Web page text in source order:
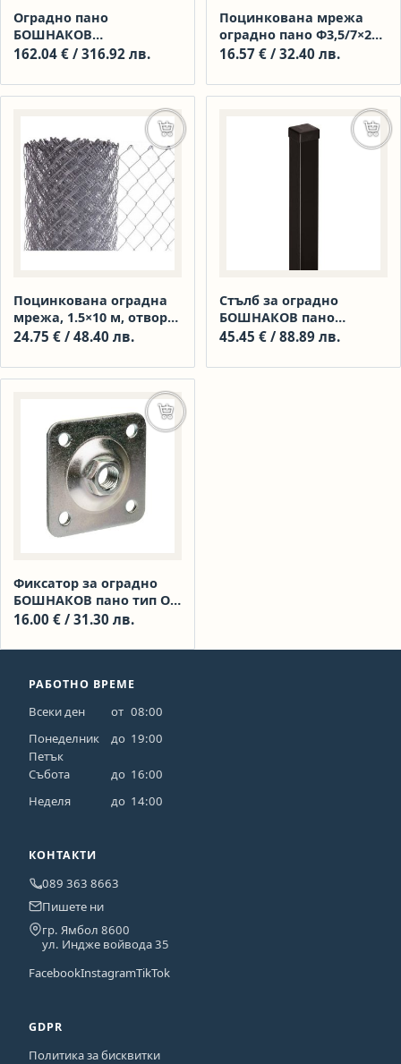
Оградно пано
БОШНАКОВ
1,50×1,80×2,00 м Vienna
162.04 € / 316.92 лв.
Поцинкована мрежа
оградно пано Ф3,5/7×20/
размер 2500/1500
16.57 € / 32.40 лв.
Поцинкована оградна
мрежа, 1.5×10 м, отвор
5.5×5.5 см, тел 1.6 мм
24.75 € / 48.40 лв.
Добавяне в количката
Стълб за оградно
БОШНАКОВ пано
50×50×2000 мм
45.45 € / 88.89 лв.
Фиксатор за оградно
БОШНАКОВ пано тип О
галванизиран 4 бр, RAL
16.00 € / 31.30 лв.
Добавяне в количката
РАБОТНО ВРЕМЕ
Всеки ден от 08:00
Понеделник
до 19:00
Петък
Събота
до 16:00
Неделя
до 14:00
КОНТАКТИ
089 363 8663
Пишете ни
гр. Ямбол 8600
ул. Индже войвода 35
FacebookInstagramTikTok
GDPR
Политика за бисквитки